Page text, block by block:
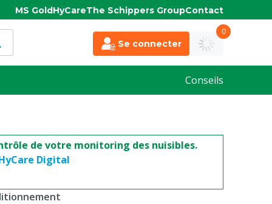
MS GoldHyCareThe Schippers GroupContact
Se connecter
0
Conseils
de votre monitoring des nuisibles.
Digital